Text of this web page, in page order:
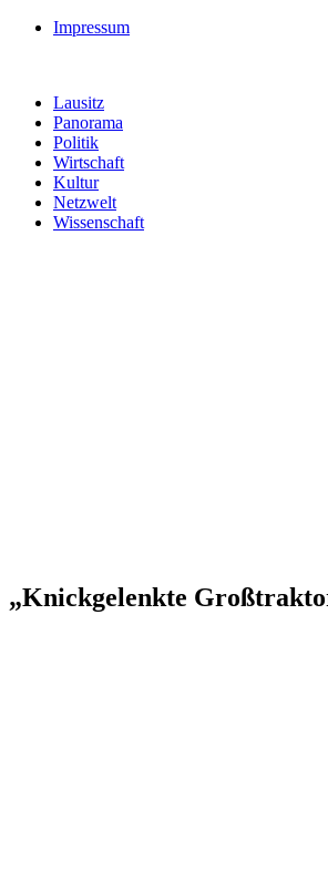
Impressum
Lausitz
Panorama
Politik
Wirtschaft
Kultur
Netzwelt
Wissenschaft
„Knickgelenkte